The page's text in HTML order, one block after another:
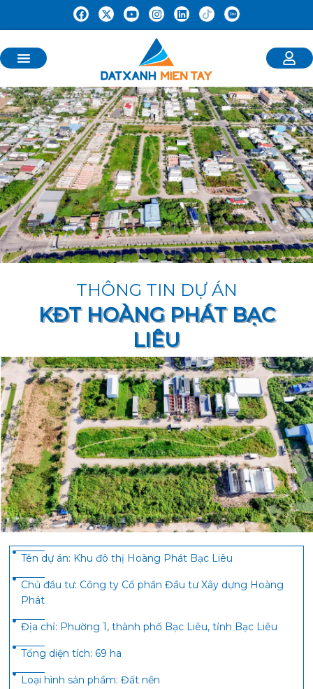
THÔNG TIN DỰ ÁN
KĐT HOÀNG PHÁT BẠC
LIÊU
Tên dự án: Khu đô thị Hoàng Phát Bạc Liêu
Chủ đầu tư: Công ty Cổ phần Đầu tư Xây dựng Hoàng
Phát
Địa chỉ: Phường 1, thành phố Bạc Liêu, tỉnh Bạc Liêu
Tổng diện tích: 69 ha
Loại hình sản phẩm: Đất nền